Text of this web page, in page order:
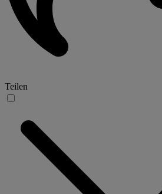
Teilen